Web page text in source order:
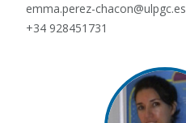
emma.perez-chacon@ulpgc.es
+34 928451731